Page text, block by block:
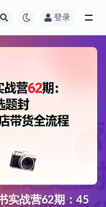
登录
实战营62期：45